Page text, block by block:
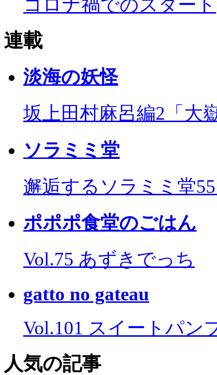
コロナ禍でのスタート
連載
淡海の妖怪
坂上田村麻呂編2「大
ソラミミ堂
邂逅するソラミミ堂
ポポポ食堂のごはん
Vol.75 あずきでっち
gatto no gateau
Vol.101 スイートパン
人気の記事